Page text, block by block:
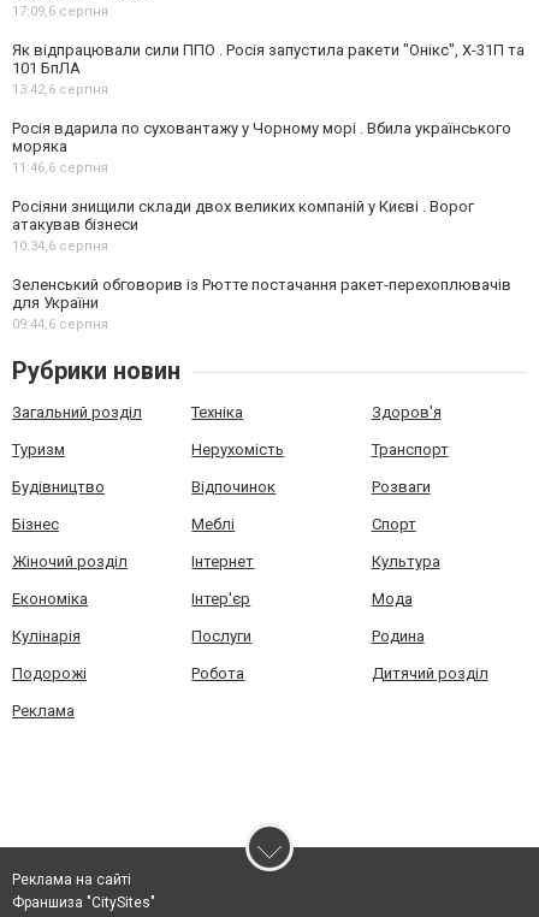
17:09,6 серпня
Як відпрацювали сили ППО . Росія запустила ракети "Онікс", Х-31П та
101 БпЛА
13:42,6 серпня
Росія вдарила по суховантажу у Чорному морі . Вбила українського
моряка
11:46,6 серпня
Росіяни знищили склади двох великих компаній у Києві . Ворог
атакував бізнеси
10:34,6 серпня
Зеленський обговорив із Рютте постачання ракет-перехоплювачів
для України
09:44,6 серпня
Рубрики новин
Загальний розділ Техніка Здоров'я
Туризм Нерухомість Транспорт
Будівництво Відпочинок Розваги
Бізнес Меблі Спорт
Жіночий розділ Інтернет Культура
Економіка Інтер'єр Мода
Кулінарія Послуги Родина
Подорожі Робота Дитячий розділ
Реклама
Реклама на сайті
Франшиза "CitySites"